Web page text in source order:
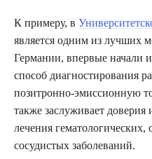
К примеру, в
является одним из лучших
Германии, впервые начали
способ диагностирования
позитронно-эмиссионную
также заслуживает
лечения гематологических,
сосудистых заболеваний.